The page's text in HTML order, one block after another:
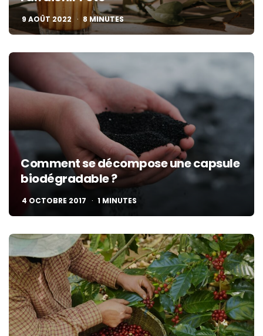
9 AOÛT 2022 8 MINUTES
Comment se décompose une capsule
biodégradable ?
4 OCTOBRE 2017 1 MINUTES